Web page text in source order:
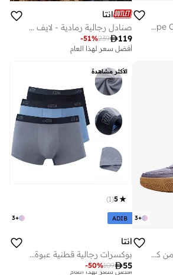
Women's Exclusive Crepe Outdoor Casual Shoes
انتا
صنادل رجالية رمادية - لايف ستايل
119
239
-51%
أفضل سعر لهذا العام
+
3
حذاء هيلّا كود مستوحى من كرة السلة
الأكثر مشاهدة
+
3
5
(
1
)
ADIB
انتا
بوكسرات رجالية قطنية عبوة من قطع
55
109
-50%
أفضل سعر لهذا العام